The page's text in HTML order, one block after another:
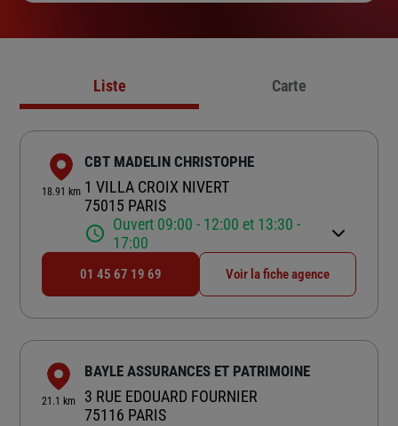
Liste Carte
18.91 km
CBT MADELIN CHRISTOPHE
1 VILLA CROIX NIVERT
75015 PARIS
Ouvert 09:00 - 12:00 et 13:30 -
17:00
01 45 67 19 69 Voir la fiche agence
21.1 km
BAYLE ASSURANCES ET PATRIMOINE
3 RUE EDOUARD FOURNIER
75116 PARIS